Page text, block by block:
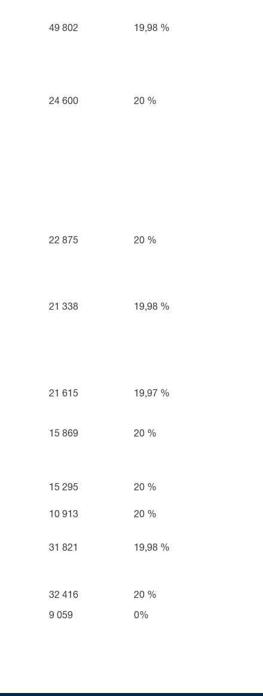
49 802 19,98 %
24 600 20 %
22 875 20 %
21 338 19,98 %
21 615 19,97 %
15 869 20 %
15 295 20 %
10 913 20 %
31 821 19,98 %
32 416 20 %
9 059 0%